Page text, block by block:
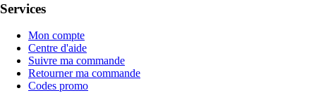
Services
Mon compte
Centre d'aide
Suivre ma commande
Retourner ma commande
Codes promo